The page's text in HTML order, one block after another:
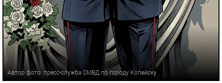
Автор фото: пресс-служба ОМВД по городу Копейску